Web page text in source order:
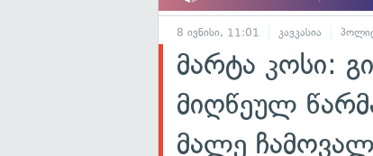
8 ივნისი, 11:01 კავკასია
მარტა კოსი:
მიღწეულ
მალე ჩამოვალ